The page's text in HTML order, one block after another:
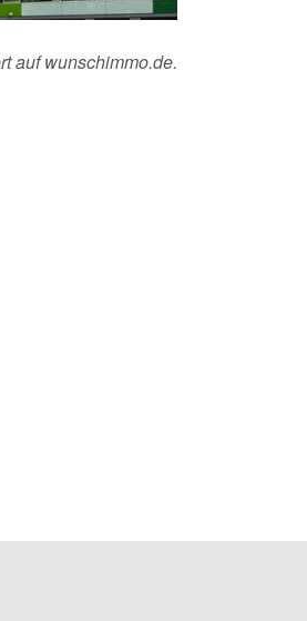
auf wunschimmo.de.